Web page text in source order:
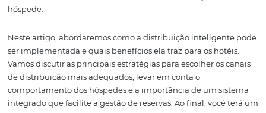
diversos canais de venda, como OTAs (Agências de
vendas diretas. Por meio de suas soluções inovadoras,
podem analisar dados, identificar tendências e tomar
informadas que impactam diretamente no
comercial. Além disso, a personalização das ofertas de
com o perfil do cliente é um diferencial que pode